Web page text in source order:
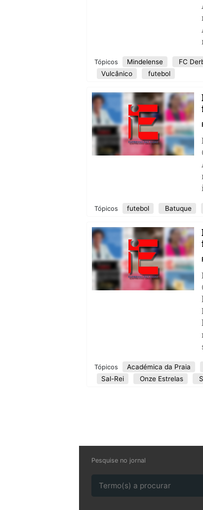
Tópicos Mindelense FC
Vulcânico
futebol
Tópicos futebol Batuque
Tópicos Académica da Praia
Sal-Rei
Onze Estrelas
Pesquise no jornal